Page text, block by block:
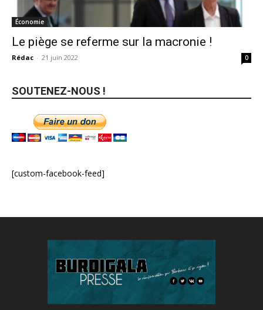
Économie
Le piège se referme sur la macronie !
Rédac - 21 juin 2022 0
SOUTENEZ-NOUS !
[custom-facebook-feed]